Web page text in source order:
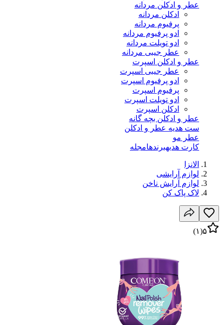
عطر و ادکلن مردانه
ادکلن مردانه
پرفیوم مردانه
ادو پرفیوم مردانه
ادو تویلت مردانه
عطر جیبی مردانه
عطر و ادکلن اسپرت
عطر جیبی اسپرت
ادو پرفیوم اسپرت
پرفیوم اسپرت
ادو تویلت اسپرت
ادکلن اسپرت
عطر و ادکلن بچه گانه
ست هدیه عطر و ادکلن
عطر مو
کارت هدیهبرندهامجله
الانزا
لوازم آرایشی
لوازم آرایش ناخن
لاک پاک کن
۵(۱)